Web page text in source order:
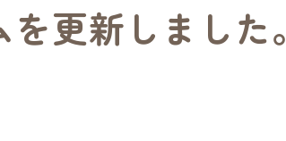
更新しました。